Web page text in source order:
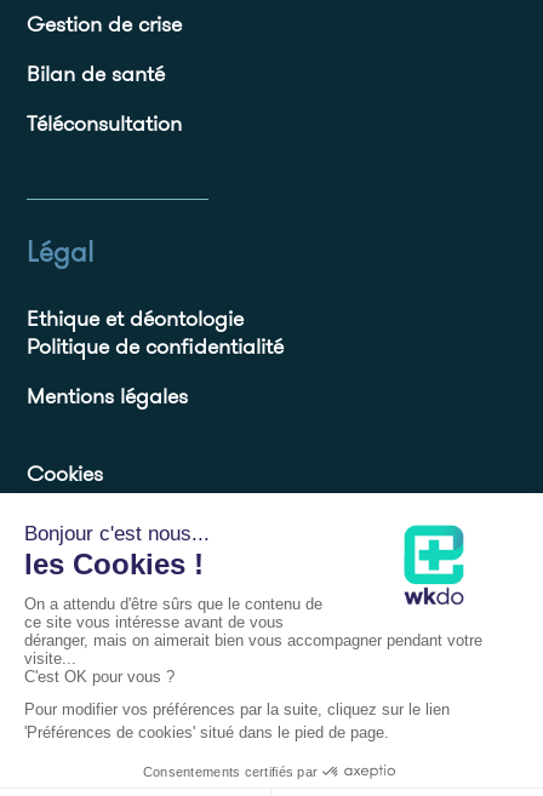
Gestion de crise
Bilan de santé
Téléconsultation
Légal
Ethique et déontologie
Politique de confidentialité
Mentions légales
Cookies
Ressources
Blog